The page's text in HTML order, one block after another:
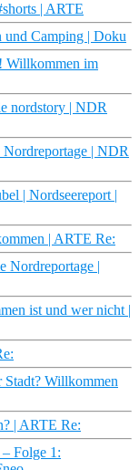
| ARTE
Camping | Doku
Willkommen im
nordstory | NDR
| NDR
| Nordseereport |
| ARTE Re:
Nordreportage |
ist und wer nicht |
Stadt? Willkommen
| ARTE Re:
Folge 1: